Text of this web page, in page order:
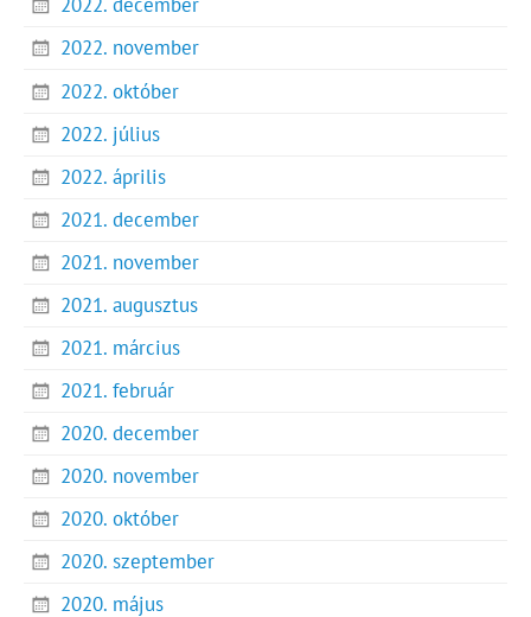
2022. november
2022. október
2022. július
2022. április
2021. december
2021. november
2021. augusztus
2021. március
2021. február
2020. december
2020. november
2020. október
2020. szeptember
2020. május